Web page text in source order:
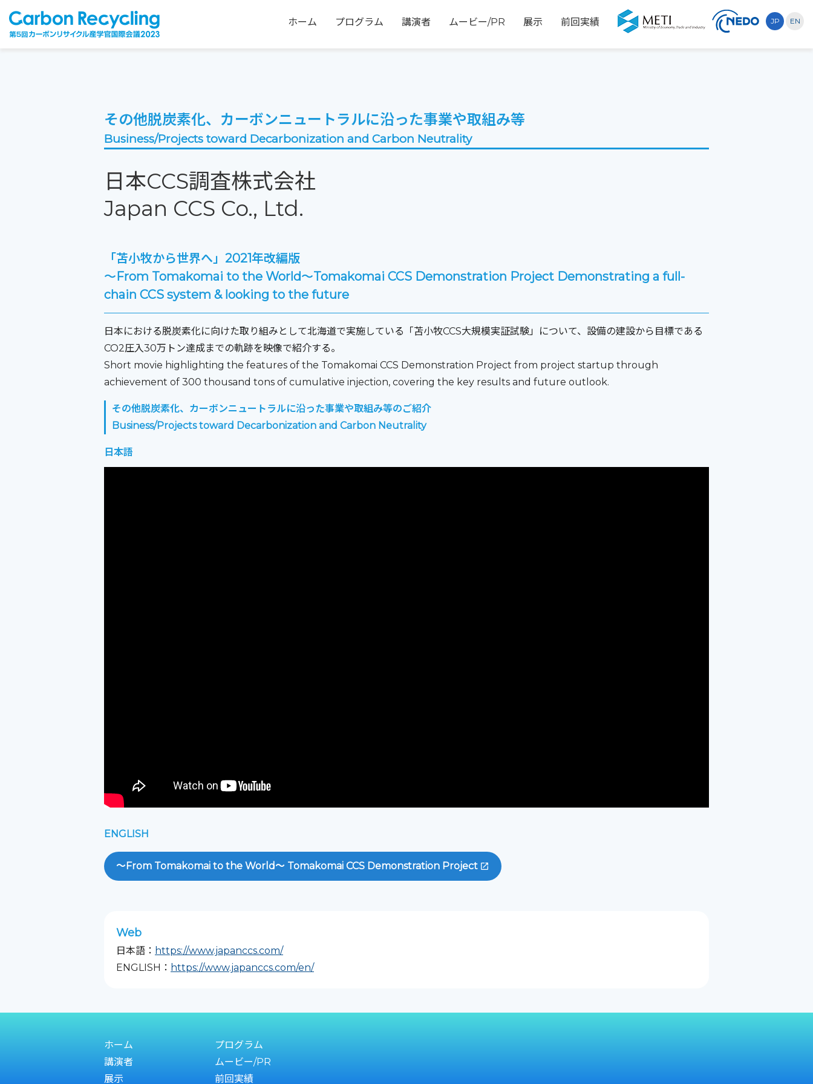
ホーム プログラム 講演者 ムービー/PR 展示 前回実績 JP EN
その他脱炭素化、カーボンニュートラルに沿った事業や取組み等
Business/Projects toward Decarbonization and Carbon Neutrality
日本CCS調査株式会社
Japan CCS Co., Ltd.
「苫小牧から世界へ」2021年改編版
～From Tomakomai to the World～Tomakomai CCS Demonstration Project Demonstrating a full-
chain CCS system & looking to the future
日本における脱炭素化に向けた取り組みとして北海道で実施している「苫小牧CCS大規模実証試験」について、設備の建設から目標である
CO2圧入30万トン達成までの軌跡を映像で紹介する。
Short movie highlighting the features of the Tomakomai CCS Demonstration Project from project startup through
achievement of 300 thousand tons of cumulative injection, covering the key results and future outlook.
その他脱炭素化、カーボンニュートラルに沿った事業や取組み等のご紹介
Business/Projects toward Decarbonization and Carbon Neutrality
日本語
ENGLISH
～From Tomakomai to the World～ Tomakomai CCS Demonstration Project
Web
日本語： https://www.japanccs.com/
ENGLISH： https://www.japanccs.com/en/
ホーム
プログラム
講演者
ムービー/PR
展示
前回実績